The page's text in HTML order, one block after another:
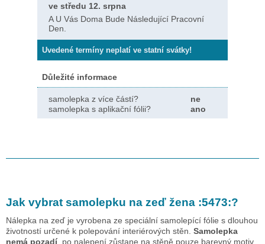
ve středu 12. srpna
A U Vás Doma Bude Následující Pracovní
Den.
Uvedené termíny neplatí ve statní svátky!
Důležité informace
samolepka z více částí?
ne
samolepka s aplikační fólii?
ano
Jak vybrat samolepku na zeď žena :5473:?
Nálepka na zeď je vyrobena ze speciální samolepící fólie s dlouhou
životností určené k polepování interiérových stěn. Samolepka
nemá pozadí, po nalepení zůstane na stěně pouze barevný motiv.